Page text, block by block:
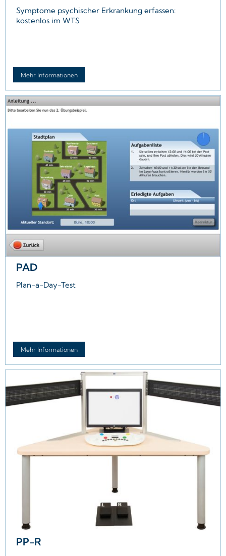
Symptome psychischer Erkrankung erfassen:
kostenlos im WTS
Gesundheit
Kostenlose Bereitstellung und
Durchführung innerhalb des WTS
Instrumente zur Erfassung sehr häufiger
Störungsbilder wie Depression,
und maladaptive
Persönlichkeitsmerkmale
Enthält: AUDIT, DUDIT, GAD-7, PHQ-9,
PID5BF+ M
Kostenlose 1-Jahres-Lizenz
Mehr Informationen
PAD
Plan-a-Day-Test
Mehr Informationen
PP-R